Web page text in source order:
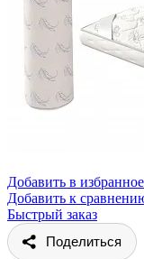
Добавить в избранное
Добавить к
Быстрый заказ
Поделиться